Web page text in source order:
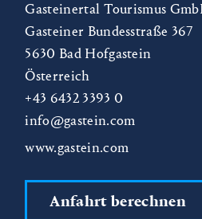
Gasteinertal Tourismus
Gasteiner Bundesstraße 367
5630 Bad Hofgastein
Österreich
+43 6432 3393 0
info@gastein.com
www.gastein.com
Anfahrt berechnen